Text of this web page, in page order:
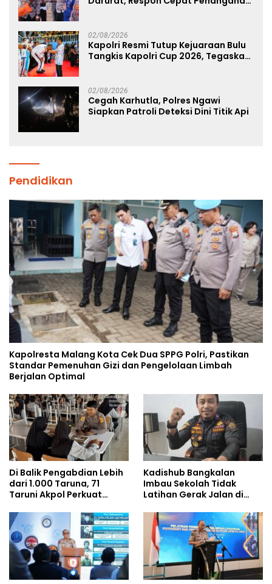
02/08/2026
Kapolri Resmi Tutup Kejuaraan Bulu
Tangkis Kapolri Cup 2026, Tegaskan
02/08/2026
Cegah Karhutla, Polres Ngawi
Siapkan Patroli Deteksi Dini Titik Api
Pendidikan
Kapolresta Malang Kota Cek Dua SPPG Polri, Pastikan
Standar Pemenuhan Gizi dan Pengelolaan Limbah
Berjalan Optimal
Di Balik Pengabdian Lebih
dari 1.000 Taruna, 71
Taruni Akpol Perkuat
Siswa Sekolah Rakyat
Kadishub Bangkalan
Imbau Sekolah Tidak
Latihan Gerak Jalan di